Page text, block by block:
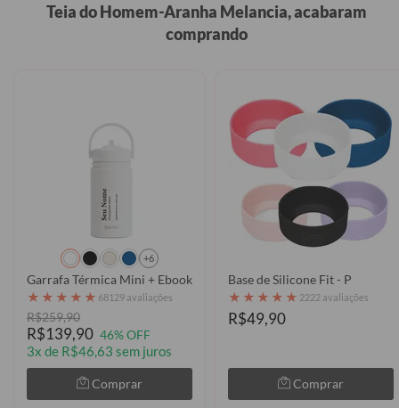
Teia do Homem-Aranha Melancia, acabaram
comprando
+6
Garrafa Térmica Mini + Ebook - Significado do Seu Nome Vertical
★ ★ ★ ★ ★ 68129 avaliações
R$259,90
R$139,90 46% OFF
3x de R$46,63 sem juros
Comprar
Base de Silicone Fit - P
★ ★ ★ ★ ★ 2222 avaliações
R$49,90
Comprar